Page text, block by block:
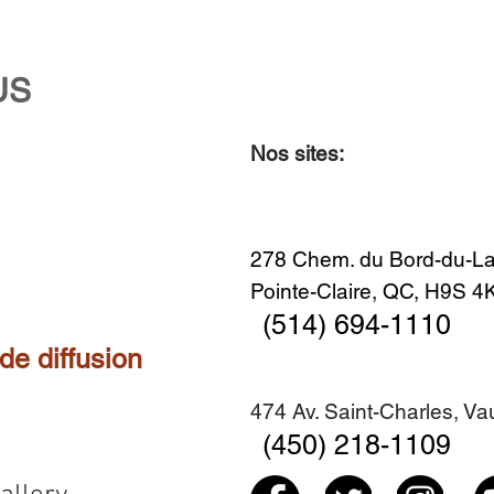
Aperçu rapide
Premier Hiver
Aperçu rapide
Centre-ville no. 18
Aperçu rapide
Sans titre
Aperçu rapide
Diner en famille no. 2
Nos sites:
278 Chem. du Bord-du-
Pointe-Claire, QC, H9S
diffusion
(514) 694-1110
474 Av. Saint-Charles,
(450) 218-1109